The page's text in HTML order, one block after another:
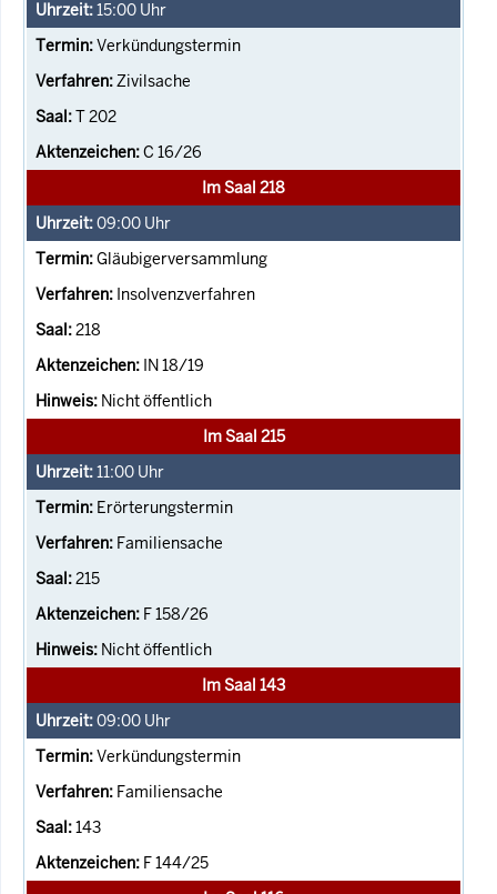
15:00 Uhr
Verkündungstermin
Zivilsache
T 202
C 16/26
Im Saal 218
09:00 Uhr
Gläubigerversammlung
Insolvenzverfahren
218
IN 18/19
Nicht öffentlich
Im Saal 215
11:00 Uhr
Erörterungstermin
Familiensache
215
F 158/26
Nicht öffentlich
Im Saal 143
09:00 Uhr
Verkündungstermin
Familiensache
143
F 144/25